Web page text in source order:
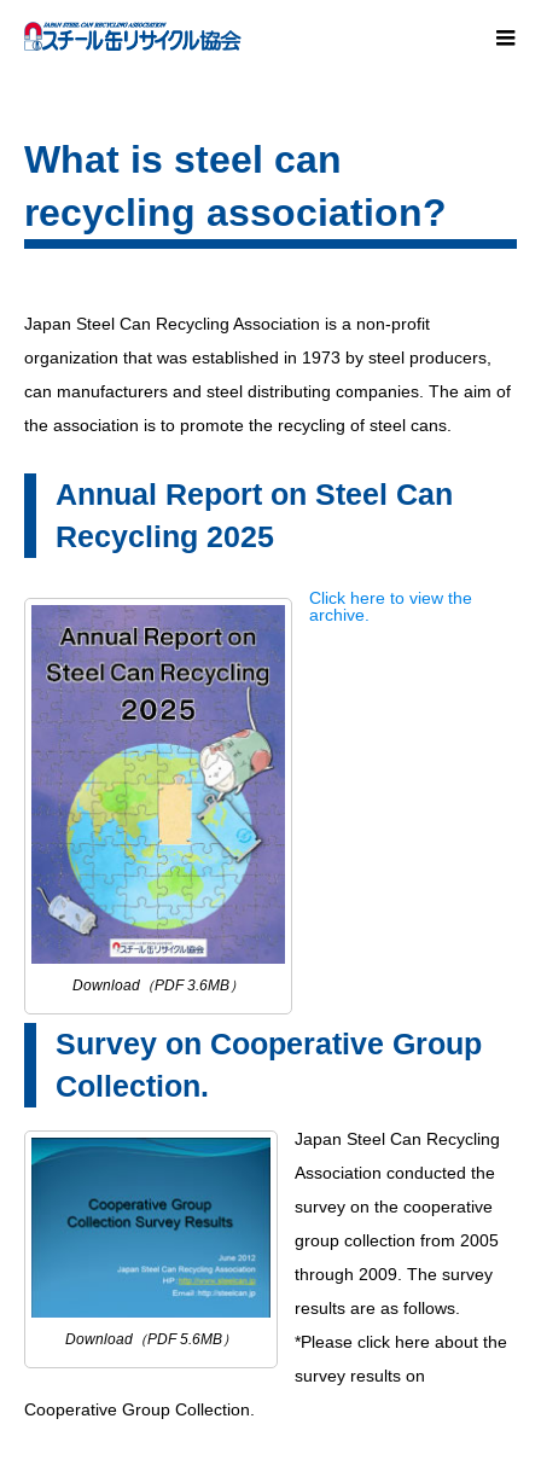
What is steel can
recycling association?
Japan Steel Can Recycling Association is a non-profit
organization that was established in 1973 by steel producers,
can manufacturers and steel distributing companies. The aim of
the association is to promote the recycling of steel cans.
Annual Report on Steel Can
Recycling 2025
Download（PDF 3.6MB）
Click here to view the
archive.
Survey on Cooperative Group
Collection.
Download（PDF 5.6MB）
Japan Steel Can Recycling
Association conducted the
survey on the cooperative
group collection from 2005
through 2009. The survey
results are as follows.
*Please click here about the
survey results on
Cooperative Group Collection.